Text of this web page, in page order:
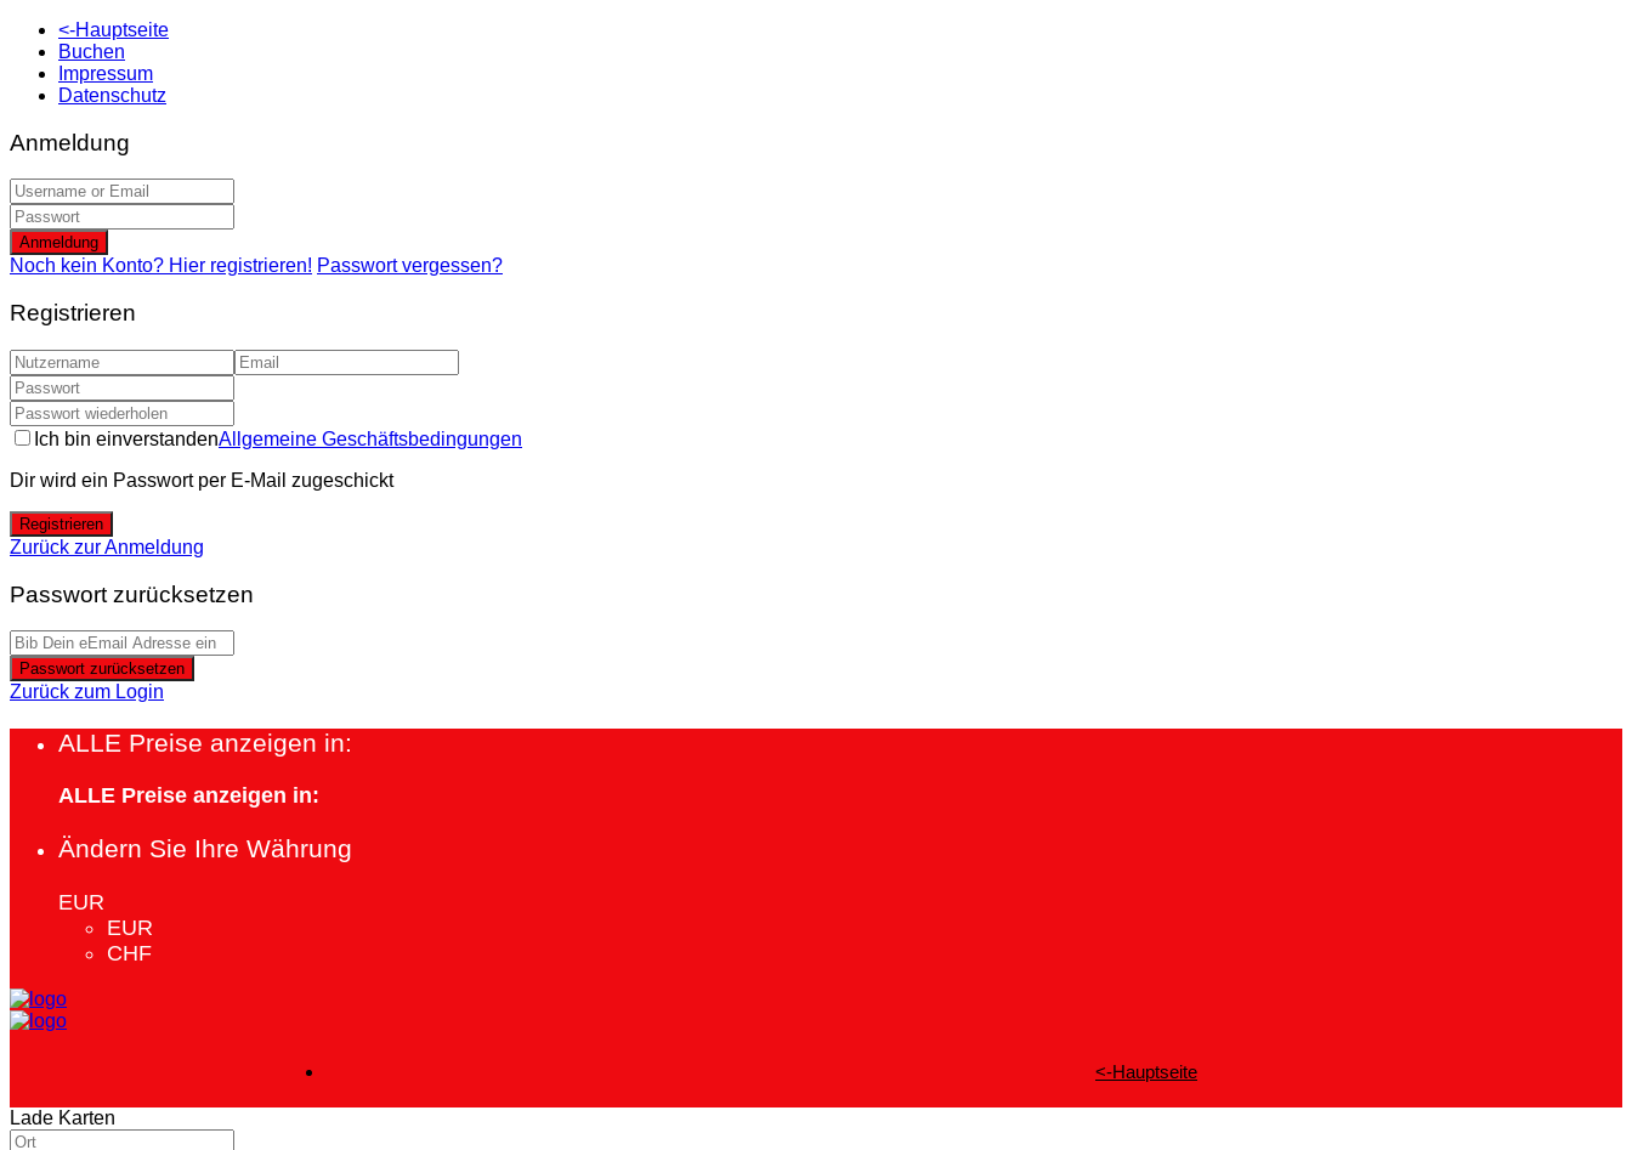
<-Hauptseite
Buchen
Impressum
Datenschutz
Anmeldung
Anmeldung
Noch kein Konto? Hier registrieren! Passwort vergessen?
Registrieren
Ich bin einverstandenAllgemeine Geschäftsbedingungen
Dir wird ein Passwort per E-Mail zugeschickt
Registrieren
Zurück zur Anmeldung
Passwort zurücksetzen
Passwort zurücksetzen
Zurück zum Login
ALLE Preise anzeigen in:
ALLE Preise anzeigen in:
Ändern Sie Ihre Währung
EUR
EUR
CHF
<-Hauptseite
Lade Karten